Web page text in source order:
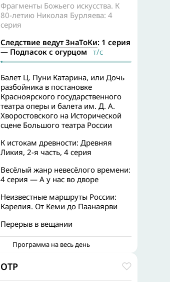
Фрагменты Божьего искусства. К
80-летию Николая Бурляева: 4
серия
Следствие ведут ЗнаТоКи: 1 серия
— Подпасок с огурцом т/с
Балет Ц. Пуни Катарина, или Дочь
разбойника в постановке
Красноярского государственного
театра оперы и балета им. Д. А.
Хворостовского на Исторической
сцене Большого театра России
К истокам древности: Древняя
Ликия, 2-я часть, 4 серия
Весёлый жанр невесёлого времени:
4 серия — А у нас во дворе
Неизвестные маршруты России:
Карелия. От Кеми до Паанаярви
Перерыв в вещании
Программа на весь день
ОТР